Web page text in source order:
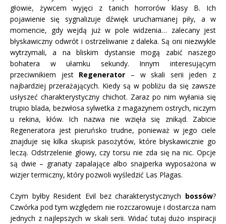
głowie, żywcem wyjęci z tanich horrorów klasy B. Ich
pojawienie się sygnalizuje dźwięk uruchamianej piły, a w
momencie, gdy wejdą już w pole widzenia… zalecany jest
błyskawiczny odwrót i ostrzeliwanie z daleka. Są oni niezwykle
wytrzymali, a na bliskim dystansie mogą zabić naszego
bohatera w ułamku sekundy. Innym interesującym
przeciwnikiem jest Regenerator – w skali serii jeden z
najbardziej przerażających. Kiedy są w pobliżu da się zawsze
usłyszeć charakterystyczny chichot. Zaraz po nim wyłania się
trupio blada, bezwłosa sylwetka z magazynem ostrych, niczym
u rekina, kłów. Ich nazwa nie wzięła się znikąd. Zabicie
Regeneratora jest pieruńsko trudne, ponieważ w jego ciele
znajduje się kilka skupisk pasożytów, które błyskawicznie go
leczą. Odstrzelenie głowy, czy torsu nie zda się na nic. Opcje
są dwie – granaty zapalające albo snajperka wyposażona w
wizjer termiczny, który pozwoli wyśledzić Las Plagas.
Czym byłby Resident Evil bez charakterystycznych bossów?
Czwórka pod tym względem nie rozczarowuje i dostarcza nam
jednych z najlepszych w skali serii. Widać tutaj dużo inspiracji